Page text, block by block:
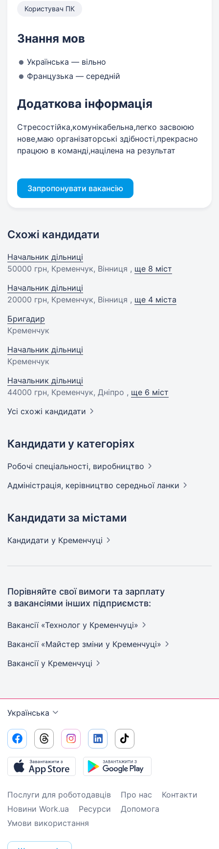
Користувач ПК
Знання мов
Українська — вільно
Французька — середній
Додаткова інформація
Стресостійка,комунікабельна,легко засвоюю
нове,маю організаторські здібності,прекрасно
працюю в команді,націлена на результат
Запропонувати вакансію
Схожі кандидати
Начальник дільниці
50000 грн, Кременчук, Вінниця , ще 8 міст
Начальник дільниці
20000 грн, Кременчук, Вінниця , ще 4 міста
Бригадир
Кременчук
Начальник дільниці
Кременчук
Начальник дільниці
44000 грн, Кременчук, Дніпро , ще 6 міст
Усі схожі кандидати
Кандидати у категоріях
Робочі спеціальності, виробництво
Адмiнiстрацiя, керівництво середньої ланки
Кандидати за містами
Кандидати у Кременчуці
Порівняйте свої вимоги та зарплату
з вакансіями інших підприємств:
Вакансії «Технолог у Кременчуці»
Вакансії «Майстер зміни у Кременчуці»
Вакансії у Кременчуці
Українська
Послуги для роботодавців Про нас
Контакти
Новини Work.ua
Ресурси
Допомога
Умови використання